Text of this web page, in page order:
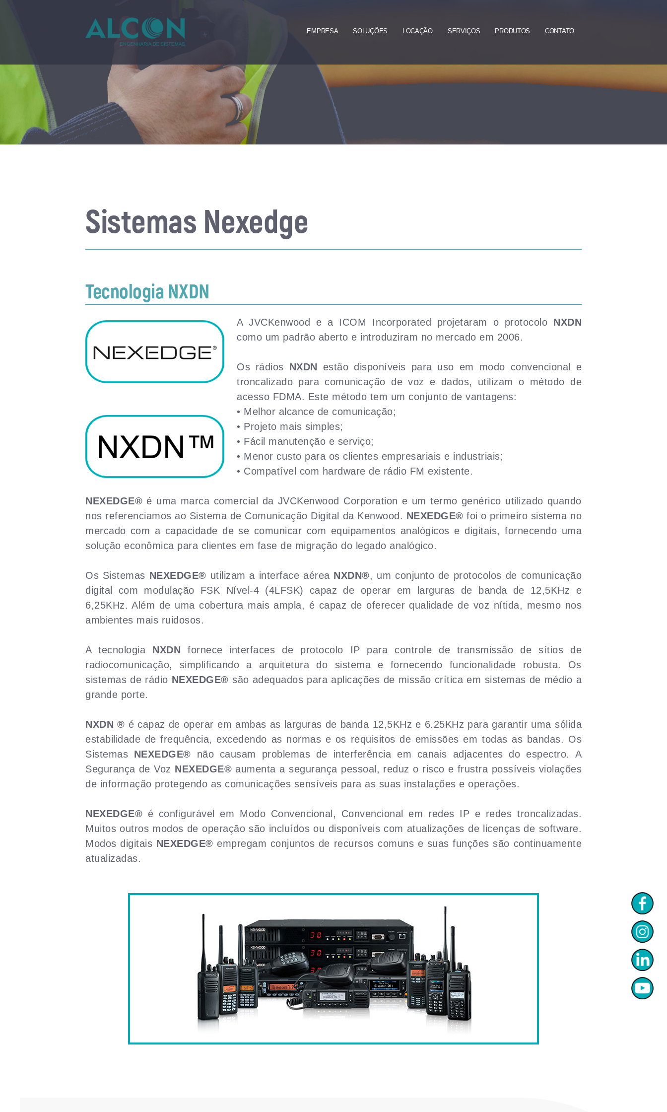
EMPRESA SOLUÇÕES LOCAÇÃO SERVIÇOS PRODUTOS CONTATO
Sistemas Nexedge
Tecnologia NXDN
A JVCKenwood e a ICOM Incorporated projetaram o protocolo NXDN
como um padrão aberto e introduziram no mercado em 2006.
Os rádios NXDN estão disponíveis para uso em modo convencional e
troncalizado para comunicação de voz e dados, utilizam o método de
acesso FDMA. Este método tem um conjunto de vantagens:
• Melhor alcance de comunicação;
• Projeto mais simples;
• Fácil manutenção e serviço;
• Menor custo para os clientes empresariais e industriais;
• Compatível com hardware de rádio FM existente.
NEXEDGE® é uma marca comercial da JVCKenwood Corporation e um termo genérico utilizado quando
nos referenciamos ao Sistema de Comunicação Digital da Kenwood. NEXEDGE® foi o primeiro sistema no
mercado com a capacidade de se comunicar com equipamentos analógicos e digitais, fornecendo uma
solução econômica para clientes em fase de migração do legado analógico.
Os Sistemas NEXEDGE® utilizam a interface aérea NXDN®, um conjunto de protocolos de comunicação
digital com modulação FSK Nível-4 (4LFSK) capaz de operar em larguras de banda de 12,5KHz e
6,25KHz. Além de uma cobertura mais ampla, é capaz de oferecer qualidade de voz nítida, mesmo nos
ambientes mais ruidosos.
A tecnologia NXDN fornece interfaces de protocolo IP para controle de transmissão de sítios de
radiocomunicação, simplificando a arquitetura do sistema e fornecendo funcionalidade robusta. Os
sistemas de rádio NEXEDGE® são adequados para aplicações de missão crítica em sistemas de médio a
grande porte.
NXDN ® é capaz de operar em ambas as larguras de banda 12,5KHz e 6.25KHz para garantir uma sólida
estabilidade de frequência, excedendo as normas e os requisitos de emissões em todas as bandas. Os
Sistemas NEXEDGE® não causam problemas de interferência em canais adjacentes do espectro. A
Segurança de Voz NEXEDGE® aumenta a segurança pessoal, reduz o risco e frustra possíveis violações
de informação protegendo as comunicações sensíveis para as suas instalações e operações.
NEXEDGE® é configurável em Modo Convencional, Convencional em redes IP e redes troncalizadas.
Muitos outros modos de operação são incluídos ou disponíveis com atualizações de licenças de software.
Modos digitais NEXEDGE® empregam conjuntos de recursos comuns e suas funções são continuamente
atualizadas.